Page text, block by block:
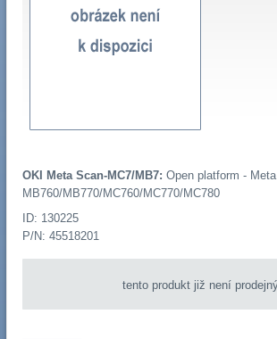
OKI Meta Scan-MC7/MB7: Open platform -
MB760/MB770/MC760/MC770/MC780
ID: 130225
P/N: 45518201
tento produkt již není